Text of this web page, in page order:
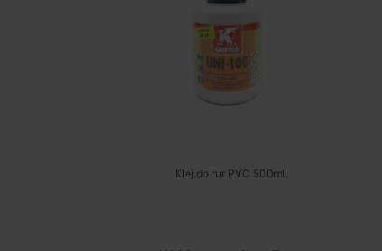
Klej do rur PVC 500ml.